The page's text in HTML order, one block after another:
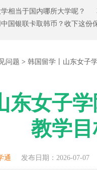
相当于国内哪所大学呢？
国银联卡取韩币？收下这份
问题 > 韩国留学丨山东女子
东女子
教学
通 发布日期：2026-07-07